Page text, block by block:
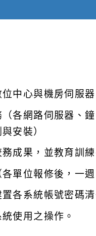
中心與機房伺服器
各網路伺服器、
安裝）
成果，並教育訓
單位報修後，一
各系統帳號密碼
使用之操作。